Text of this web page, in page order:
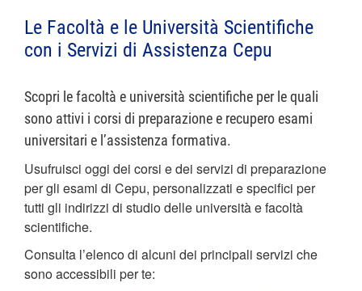
Le Facoltà e le Università Scientifiche
con i Servizi di Assistenza Cepu
Scopri le facoltà e università scientifiche per le quali
sono attivi i corsi di preparazione e recupero esami
universitari e l’assistenza formativa.
Usufruisci oggi dei corsi e dei servizi di preparazione
per gli esami di Cepu, personalizzati e specifici per
tutti gli indirizzi di studio delle università e facoltà
scientifiche.
Consulta l’elenco di alcuni dei principali servizi che
sono accessibili per te: